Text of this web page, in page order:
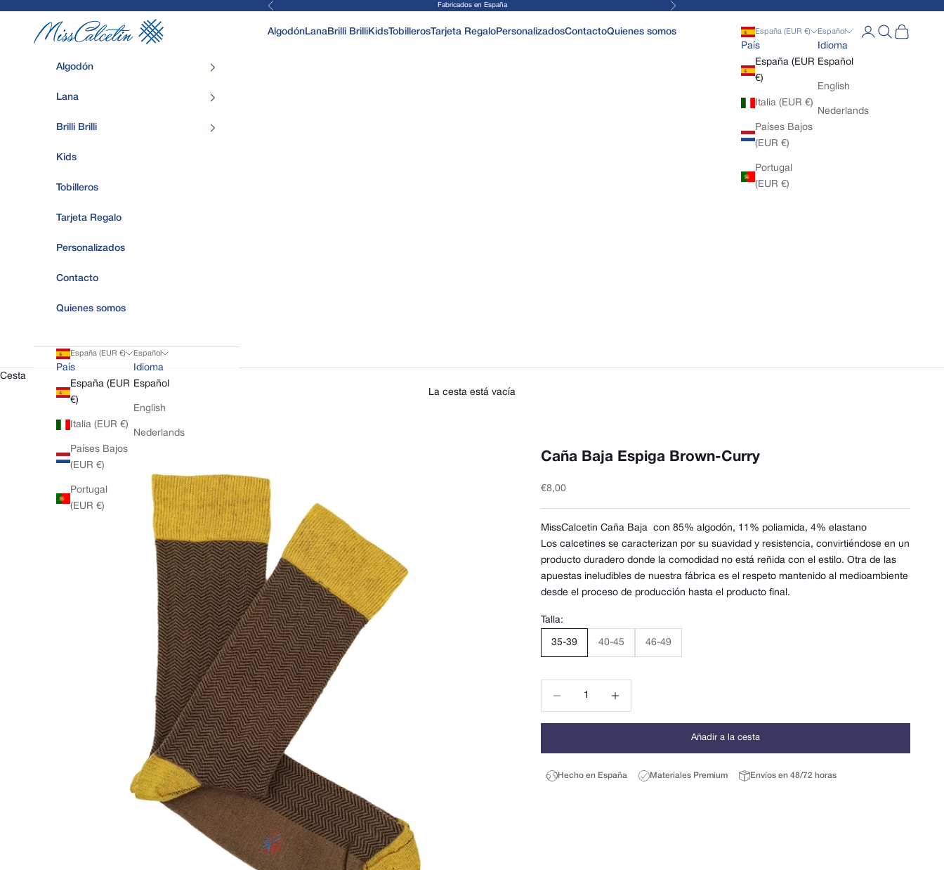
Anterior Fabricados en España Siguiente
MissCalcetin
AlgodónLanaBrilli BrilliKidsTobillerosTarjeta RegaloPersonalizadosContactoQuienes somos España (EUR €)
País
España (EUR
€)
Italia (EUR €)
Países Bajos
(EUR €)
Portugal
(EUR €)
Español
Idioma
Español
English
Nederlands
Abrir página de la
AbrirAbrir cesta
Algodón
Lana
Brilli Brilli
Kids
Tobilleros
Tarjeta Regalo
Personalizados
Contacto
Quienes somos
España (EUR €)
País
España (EUR
€)
Italia (EUR €)
Países Bajos
(EUR €)
Portugal
(EUR €)
Español
Idioma
Español
English
Nederlands
Cesta
La cesta está vacía
Caña Baja Espiga Brown-Curry
Precio de oferta
€8,00
MissCalcetin Caña Bajacon 85% algodón, 11% poliamida, 4% elastano
Los calcetines se caracterizan por su suavidad y resistencia, convirtiéndose en un
producto duradero donde la comodidad no está reñida con el estilo. Otra de las
apuestas ineludibles de nuestra fábrica es el respeto mantenido al medioambiente
desde el proceso de producción hasta el producto final.
Talla:
35-39 40-45 46-49
Añadir a la cesta
Hecho en España Materiales Premium Envíos en 48/72 horas